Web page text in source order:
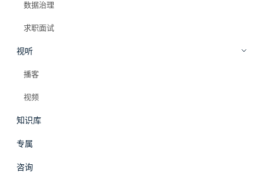
数据治理
求职面试
视听
播客
视频
知识库
专属
咨询
全部标签
业务面试怎么回答
共 1 篇文章